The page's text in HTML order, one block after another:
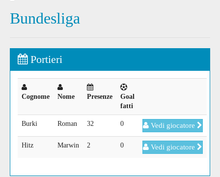
Bundesliga
Portieri
Cognome Nome Presenze
Goal
fatti
Burki Roman 32 0 Vedi giocatore
Hitz Marwin 2 0 Vedi giocatore